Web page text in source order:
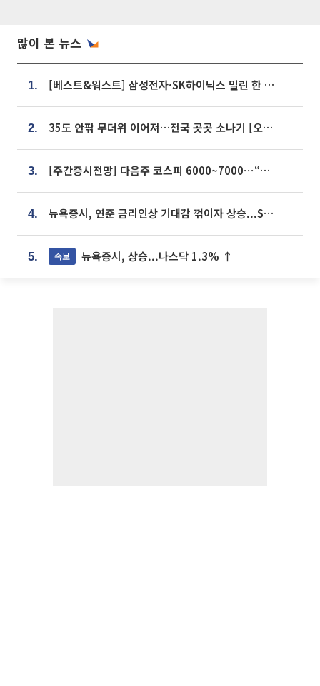
많이 본 뉴스
1. [베스트&워스트] 삼성전자·SK하이닉스 밀린 한 주…상상인증권은 85% 급등
2. 35도 안팎 무더위 이어져…전국 곳곳 소나기 [오늘 날씨]
3. [주간증시전망] 다음주 코스피 6000~7000⋯“外人 수급은 정책이 변수”
4. 뉴욕증시, 연준 금리인상 기대감 꺾이자 상승...S&P500 사상 최고치 [종합]
5. 속보 뉴욕증시, 상승...나스닥 1.3% ↑